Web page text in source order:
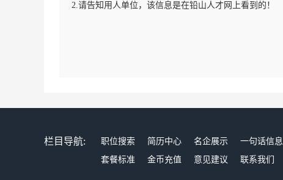
2.请告知用人单位，该信息是在铅山人才网上看到的！
栏目导航: 职位搜索 简历中心 名企展示 一句话信息
套餐标准
金币充值 意见建议 联系我们